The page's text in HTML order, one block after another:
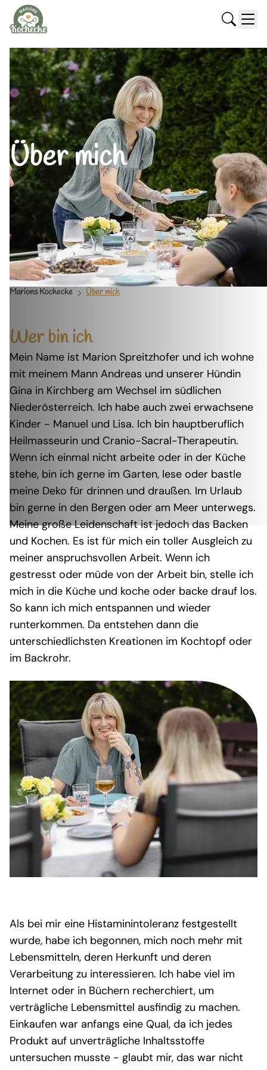
Über mich
Marions Kochecke Über mich
Wer bin ich
Mein Name ist Marion Spreitzhofer und ich wohne
mit meinem Mann Andreas und unserer Hündin
Gina in Kirchberg am Wechsel im südlichen
Niederösterreich. Ich habe auch zwei erwachsene
Kinder - Manuel und Lisa. Ich bin hauptberuflich
Heilmasseurin und Cranio-Sacral-Therapeutin.
Wenn ich einmal nicht arbeite oder in der Küche
stehe, bin ich gerne im Garten, lese oder bastle
meine Deko für drinnen und draußen. Im Urlaub
bin gerne in den Bergen oder am Meer unterwegs.
Meine große Leidenschaft ist jedoch das Backen
und Kochen. Es ist für mich ein toller Ausgleich zu
meiner anspruchsvollen Arbeit. Wenn ich
gestresst oder müde von der Arbeit bin, stelle ich
mich in die Küche und koche oder backe drauf los.
So kann ich mich entspannen und wieder
runterkommen. Da entstehen dann die
unterschiedlichsten Kreationen im Kochtopf oder
im Backrohr.
Als bei mir eine Histaminintoleranz festgestellt
wurde, habe ich begonnen, mich noch mehr mit
Lebensmitteln, deren Herkunft und deren
Verarbeitung zu interessieren. Ich habe viel im
Internet oder in Büchern recherchiert, um
verträgliche Lebensmittel ausfindig zu machen.
Einkaufen war anfangs eine Qual, da ich jedes
Produkt auf unverträgliche Inhaltsstoffe
untersuchen musste - glaubt mir, das war nicht